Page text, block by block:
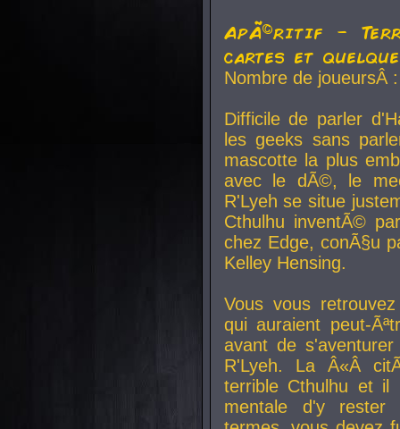
ApÃ©ritif -
cartes et
Nombre de
Difficile de parler
les geeks sans
mascotte la plus
avec le dÃ©, le
R'Lyeh se situe
Cthulhu inventÃ©
chez Edge, conÃ§u
Kelley Hensing.
Vous vous
qui auraient peut-
avant de
R'Lyeh. La Â«Â
terrible Cthulhu et
mentale d'y rester